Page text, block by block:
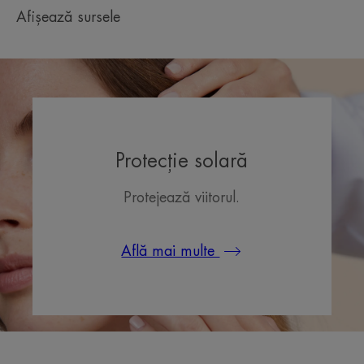
Afișează sursele
Protecție solară
Protejează viitorul.
Află mai multe